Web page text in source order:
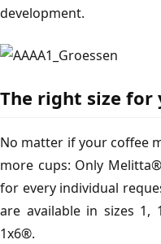
development.
The right size for
No matter if your coffee
more cups: Only
for every individual
are available in sizes 1,
1x6®.